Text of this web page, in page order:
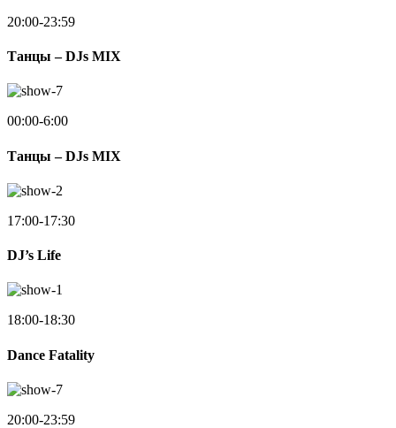
20:00-23:59
Танцы – DJs MIX
00:00-6:00
Танцы – DJs MIX
17:00-17:30
DJ’s Life
18:00-18:30
Dance Fatality
20:00-23:59